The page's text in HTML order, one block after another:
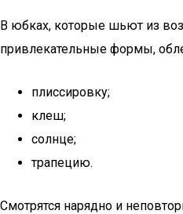
В юбках, которые шьют из
привлекательные формы,
плиссировку;
клеш;
солнце;
трапецию.
Смотрятся нарядно и